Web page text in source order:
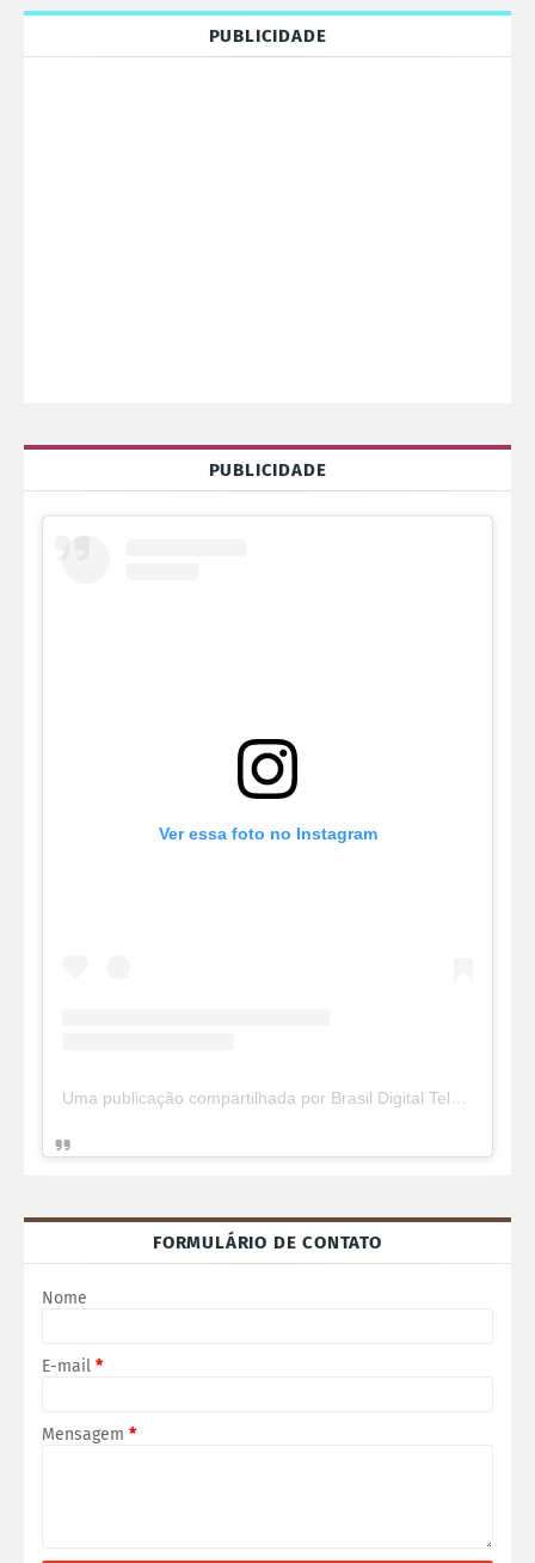
PUBLICIDADE
PUBLICIDADE
Ver essa foto no Instagram
FORMULÁRIO DE CONTATO
Nome
E-mail *
Mensagem *